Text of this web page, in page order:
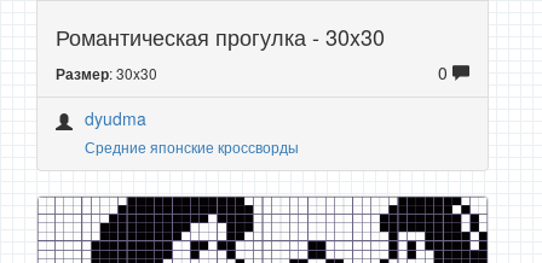
Романтическая прогулка - 30x30
Размер: 30x30
0
dyudma
Средние японские кроссворды